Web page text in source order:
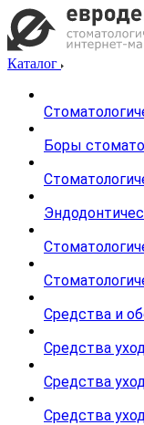
Каталог
Боры
Средства и
Средства
Средства
Средства